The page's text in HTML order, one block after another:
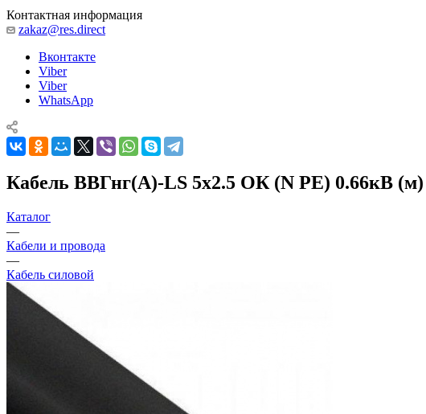
Контактная информация
zakaz@res.direct
Вконтакте
Viber
Viber
WhatsApp
Кабель ВВГнг(А)-LS 5х2.5 ОК (N PE) 0.66кВ (м)
Каталог
—
Кабели и провода
—
Кабель силовой